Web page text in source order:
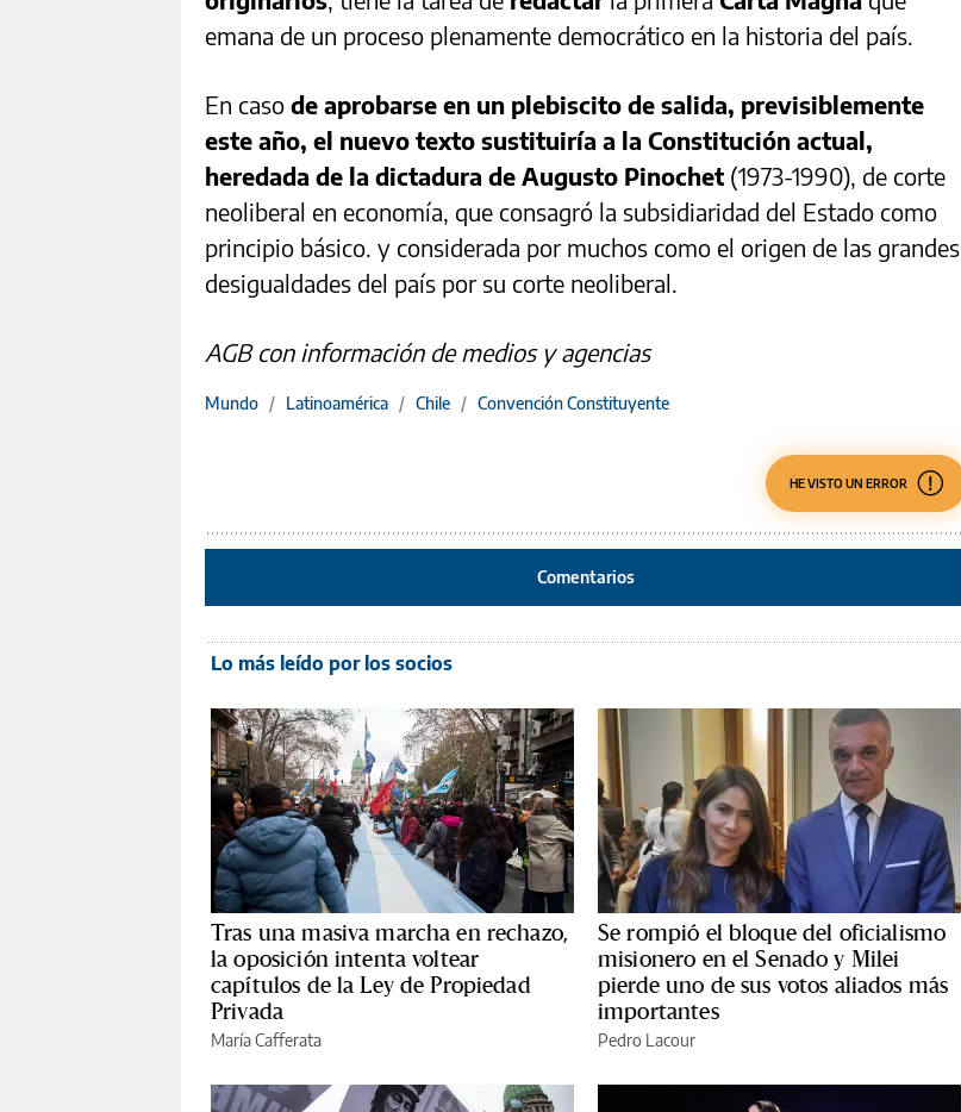
emana de un proceso plenamente democrático en la historia del país.
En caso de aprobarse en un plebiscito de salida, previsiblemente
este año, el nuevo texto sustituiría a la Constitución actual,
heredada de la dictadura de Augusto Pinochet (1973-1990), de corte
neoliberal en economía, que consagró la subsidiaridad del Estado como
principio básico. y considerada por muchos como el origen de las grandes
desigualdades del país por su corte neoliberal.
AGB con información de medios y agencias
Mundo / Latinoamérica / Chile / Convención Constituyente
HE VISTO UN ERROR
Comentarios
Lo más leído por los socios
Tras una masiva marcha en rechazo,
la oposición intenta voltear
capítulos de la Ley de Propiedad
Privada
María Cafferata
Se rompió el bloque del oficialismo
misionero en el Senado y Milei
pierde uno de sus votos aliados más
importantes
Pedro Lacour